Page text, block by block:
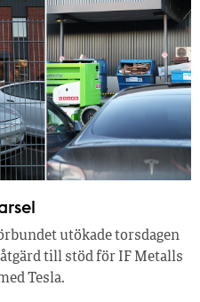
utökade torsdagen
till stöd för IF Metalls
Tesla.